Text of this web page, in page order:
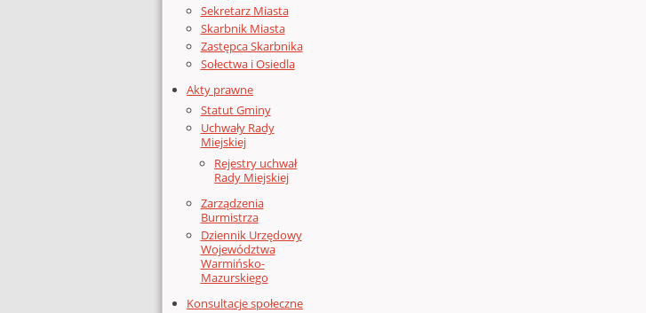
Sekretarz Miasta
Skarbnik Miasta
Zastępca Skarbnika
Sołectwa i Osiedla
Akty prawne
Statut Gminy
Uchwały Rady
Miejskiej
Rejestry uchwał
Rady Miejskiej
Zarządzenia
Burmistrza
Dziennik Urzędowy
Województwa
Warmińsko-
Mazurskiego
Konsultacje społeczne